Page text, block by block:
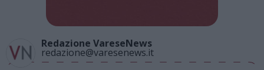
Redazione VareseNews
redazione@varesenews.it